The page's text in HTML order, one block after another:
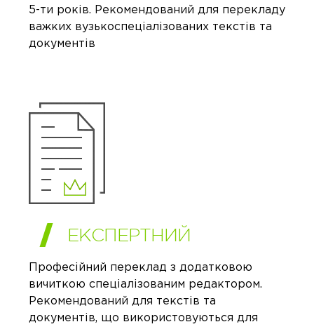
5-ти років. Рекомендований для перекладу
важких вузькоспеціалізованих текстів та
документів
ЕКСПЕРТНИЙ
Професійний переклад з додатковою
вичиткою спеціалізованим редактором.
Рекомендований для текстів та
документів, що використовуються для